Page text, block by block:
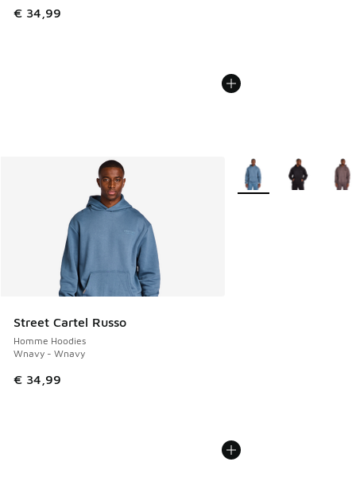
€ 34,99
Street Cartel Russo
Homme Hoodies
Wnavy - Wnavy
€ 34,99
Plus de couleurs